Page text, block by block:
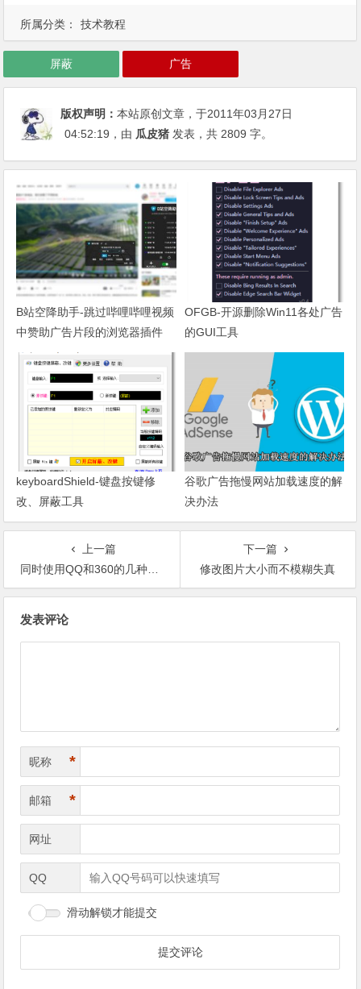
所属分类： 技术教程
屏蔽 广告
版权声明：本站原创文章，于2011年03月27日
04:52:19 ，由 瓜皮猪 发表，共 2809 字。
B站空降助手-跳过哔哩哔哩视频
中赞助广告片段的浏览器插件
OFGB-开源删除Win11各处广告
的GUI工具
keyboardShield-键盘按键修
改、屏蔽工具
谷歌广告拖慢网站加载速度的解
决办法
上一篇
同时使用QQ和360的几种办法！
下一篇
修改图片大小而不模糊失真
发表评论
昵称 *
邮箱 *
网址
QQ
滑动解锁才能提交